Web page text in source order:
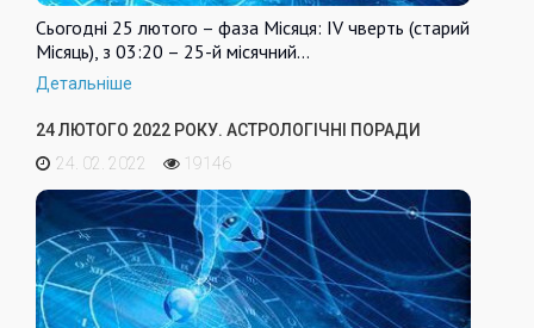
Сьогодні 25 лютого – фаза Місяця: IV чверть (старий
Місяць), з 03:20 – 25-й місячний…
Детальніше
24 ЛЮТОГО 2022 РОКУ. АСТРОЛОГІЧНІ ПОРАДИ
24. 02. 2022
19146